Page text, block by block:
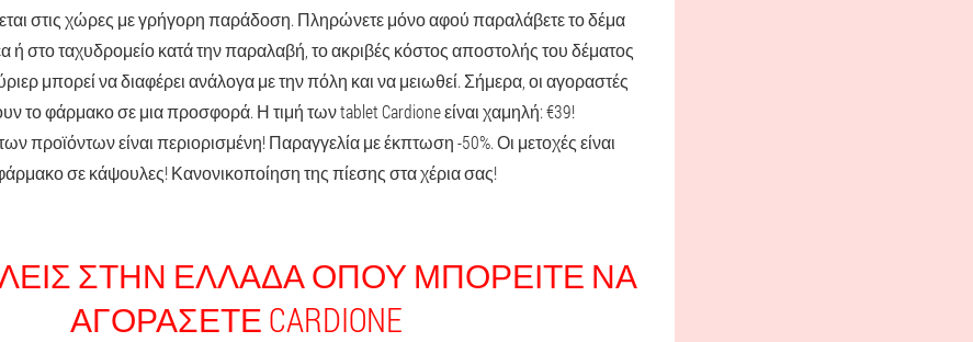
στις χώρες με γρήγορη παράδοση. Πληρώνετε μόνο αφού παραλάβετε το δέμα
ή στο ταχυδρομείο κατά την παραλαβή, το ακριβές κόστος αποστολής του δέματος
μπορεί να διαφέρει ανάλογα με την πόλη και να μειωθεί. Σήμερα, οι αγοραστές
το φάρμακο σε μια προσφορά. Η τιμή των tablet Cardione είναι χαμηλή: €39!
προϊόντων είναι περιορισμένη! Παραγγελία με έκπτωση -50%. Οι μετοχές είναι
σε κάψουλες! Κανονικοποίηση της πίεσης στα χέρια σας!
ΣΤΗΝ ΕΛΛΆΔΑ ΌΠΟΥ ΜΠΟΡΕΊΤΕ ΝΑ
ΑΓΟΡΆΣΕΤΕ CARDIONE